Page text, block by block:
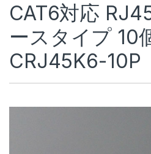
CAT6対応
ースタイプ 10
CRJ45K6-10P